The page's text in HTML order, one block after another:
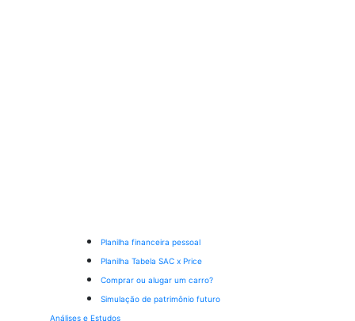
Planilha financeira pessoal
Planilha Tabela SAC x Price
Comprar ou alugar um carro?
Simulação de patrimônio futuro
Análises e Estudos